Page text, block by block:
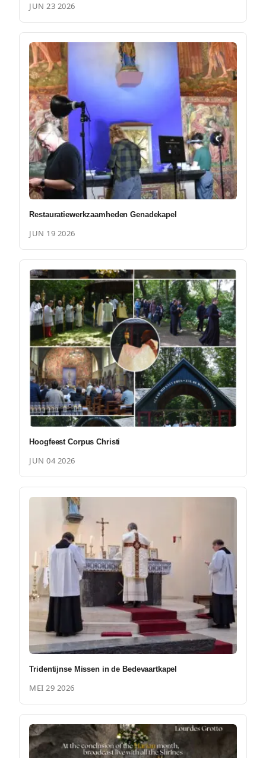
JUN 23 2026
Restauratiewerkzaamheden Genadekapel
JUN 19 2026
Hoogfeest Corpus Christi
JUN 04 2026
Tridentijnse Missen in de Bedevaartkapel
MEI 29 2026